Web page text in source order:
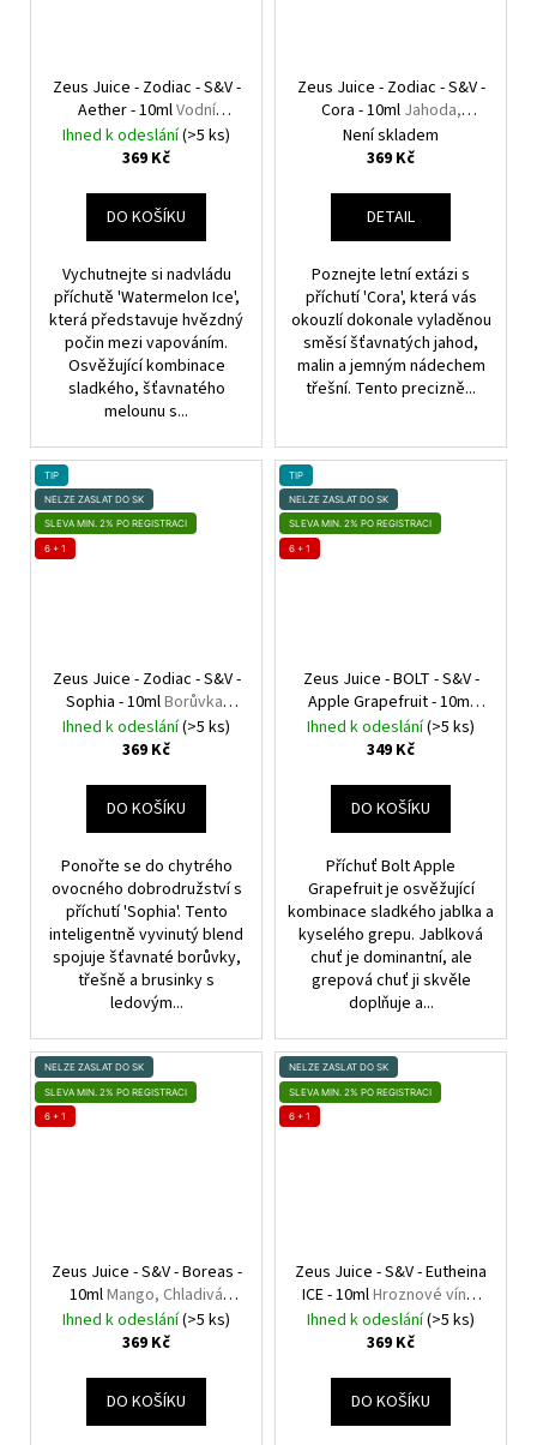
Zeus Juice - Zodiac - S&V -
Aether - 10mlVodní
meloun, Chladivá složka
(ICE)
Ihned k odeslání(>5 ks)
369 Kč
DO KOŠÍKU
Vychutnejte si nadvládu
příchutě 'Watermelon Ice',
která představuje hvězdný
počin mezi vapováním.
Osvěžující kombinace
sladkého, šťavnatého
melounu s...
Zeus Juice - Zodiac - S&V -
Cora - 10ml Jahoda,
Malina, Třešeň
Není skladem
369 Kč
DETAIL
Poznejte letní extázi s
příchutí 'Cora', která vás
okouzlí dokonale vyladěnou
směsí šťavnatých jahod,
malin a jemným nádechem
třešní. Tento precizně...
TIP
NELZE ZASLAT DO SK
SLEVA MIN. 2% PO REGISTRACI
6 + 1
Zeus Juice - Zodiac - S&V -
Sophia - 10mlBorůvka,
Třešeň, Brusinka, Chladivá
složka (ICE)
Ihned k odeslání(>5 ks)
369 Kč
DO KOŠÍKU
Ponořte se do chytrého
ovocného dobrodružství s
příchutí 'Sophia'. Tento
inteligentně vyvinutý blend
spojuje šťavnaté borůvky,
třešně a brusinky s
ledovým...
TIP
NELZE ZASLAT DO SK
SLEVA MIN. 2% PO REGISTRACI
6 + 1
Zeus Juice - BOLT - S&V -
Apple Grapefruit - 10ml
Jablko, Grep
Ihned k odeslání(>5 ks)
349 Kč
DO KOŠÍKU
Příchuť Bolt Apple
Grapefruit je osvěžující
kombinace sladkého jablka a
kyselého grepu. Jablková
chuť je dominantní, ale
grepová chuť ji skvěle
doplňuje a...
NELZE ZASLAT DO SK
SLEVA MIN. 2% PO REGISTRACI
6 + 1
Zeus Juice - S&V - Boreas -
10mlMango, Chladivá
složka (ICE)
Ihned k odeslání(>5 ks)
369 Kč
DO KOŠÍKU
NELZE ZASLAT DO SK
SLEVA MIN. 2% PO REGISTRACI
6 + 1
Zeus Juice - S&V - Eutheina
ICE - 10mlHroznové víno,
Lesní plody, Máta,
Chladivá složka (ICE)
Ihned k odeslání(>5 ks)
369 Kč
DO KOŠÍKU